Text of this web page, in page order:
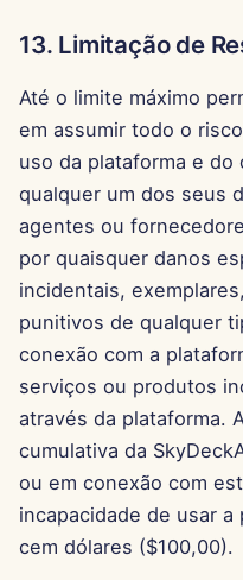
13. Limitação de
Até o limite máximo
em assumir todo o
uso da plataforma e do
qualquer um dos seus
agentes ou
por quaisquer danos
incidentais,
punitivos de qualquer
conexão com a
serviços ou produtos
através da plataforma.
cumulativa da
ou em conexão com
incapacidade de usar
cem dólares ($100,00).